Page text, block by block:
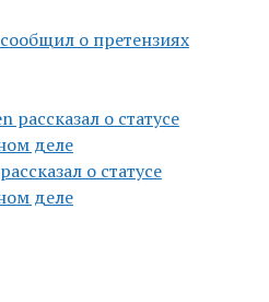
о претензиях
о статусе
деле